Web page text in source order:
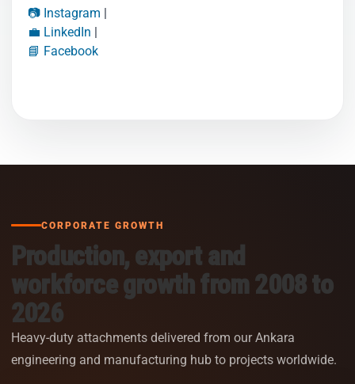
📷 Instagram |
💼 LinkedIn |
📘 Facebook
CORPORATE GROWTH
Production, export and
workforce growth from 2008 to
2026
Heavy-duty attachments delivered from our Ankara
engineering and manufacturing hub to projects worldwide.